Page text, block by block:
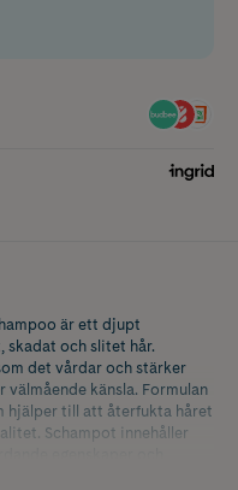
är ett djupt
och slitet hår.
det vårdar och stärker
känsla. Formulan
hjälper till att återfukta håret
Schampot innehåller